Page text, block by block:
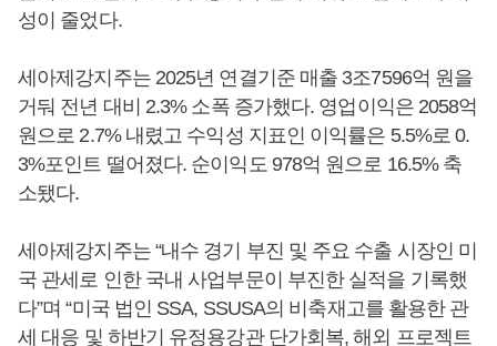
성이 줄었다.
세아제강지주는 2025년 연결기준 매출 3조7596억 원을
거둬 전년 대비 2.3% 소폭 증가했다. 영업이익은 2058억
원으로 2.7% 내렸고 수익성 지표인 이익률은 5.5%로 0.
3%포인트 떨어졌다. 순이익도 978억 원으로 16.5% 축
소됐다.
세아제강지주는 “내수 경기 부진 및 주요 수출 시장인 미
국 관세로 인한 국내 사업부문이 부진한 실적을 기록했
다”며 “미국 법인 SSA, SSUSA의 비축재고를 활용한 관
세 대응 및 하반기 유정용강관 단가회복, 해외 프로젝트